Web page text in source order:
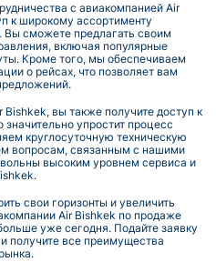
с авиакомпанией Air
к широкому ассортименту
сможете предлагать своим
включая популярные
Кроме того, мы обеспечиваем
о рейсах, что позволяет вам
вы также получите доступ к
упростит процесс
круглосуточную техническую
вопросам, связанным с нашими
высоким уровнем сервиса и
свои горизонты и увеличить
Air Bishkek по продаже
уже сегодня. Подайте заявку
получите все преимущества